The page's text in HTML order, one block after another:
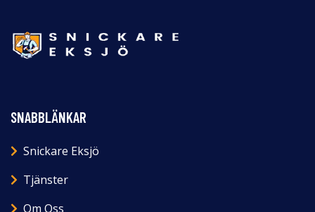
SNABBLÄNKAR
Snickare Eksjö
Tjänster
Om Oss